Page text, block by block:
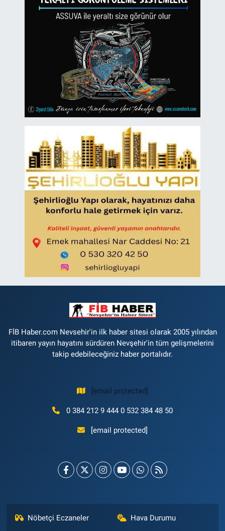
FİB Haber.com Nevsehir'in ilk haber sitesi olarak 2005 yılından
itibaren yayın hayatını sürdüren Nevşehir'in tüm gelişmelerini
takip edebileceğiniz haber portalıdır.
[email protected]
0 384 212 9 444 0 532 384 48 50
[email protected]
Nöbetçi Eczaneler Hava Durumu